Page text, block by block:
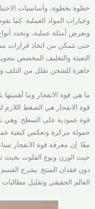
خطوة بخطوة، وأساسيات
ونعرض أمثلة عملية، ونحدد
حتى تتمكن من اتخاذ قرارات
التعبئة والتغليف المخصص
جاهزة للشحن تقلل من التلف
ما هي قوة الانفجار وما أهميتها
قوة الانفجار هي الضغط اللازم
قوة عمودية على السطح. وهي
حمولة مركزة وتعكس كيفية
معًا. إن معرفة قوة الانفجار
حيث الوزن ونوع الفلوت بحيث
دون فقدان المنتج. يشرح القسم
العالم الحقيقي وتقليل مطالبات